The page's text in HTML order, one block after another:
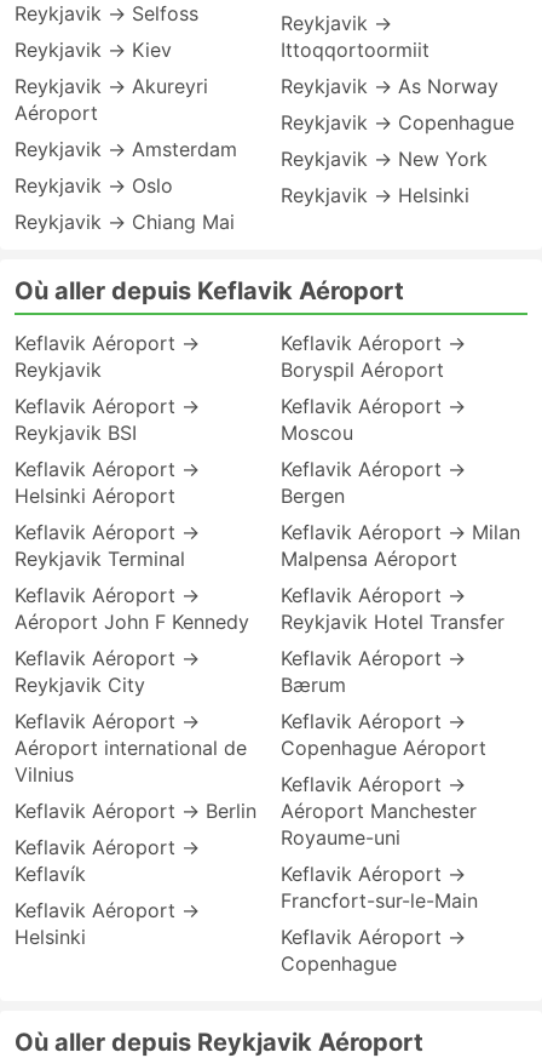
Reykjavik → Selfoss
Reykjavik → Kiev
Reykjavik → Akureyri
Aéroport
Reykjavik → Amsterdam
Reykjavik → Oslo
Reykjavik → Chiang Mai
Reykjavik →
Ittoqqortoormiit
Reykjavik → As Norway
Reykjavik → Copenhague
Reykjavik → New York
Reykjavik → Helsinki
Où aller depuis Keflavik Aéroport
Keflavik Aéroport →
Reykjavik
Keflavik Aéroport →
Reykjavik BSI
Keflavik Aéroport →
Helsinki Aéroport
Keflavik Aéroport →
Reykjavik Terminal
Keflavik Aéroport →
Aéroport John F Kennedy
Keflavik Aéroport →
Reykjavik City
Keflavik Aéroport →
Aéroport international de
Vilnius
Keflavik Aéroport → Berlin
Keflavik Aéroport →
Keflavík
Keflavik Aéroport →
Helsinki
Keflavik Aéroport →
Boryspil Aéroport
Keflavik Aéroport →
Moscou
Keflavik Aéroport →
Bergen
Keflavik Aéroport → Milan
Malpensa Aéroport
Keflavik Aéroport →
Reykjavik Hotel Transfer
Keflavik Aéroport →
Bærum
Keflavik Aéroport →
Copenhague Aéroport
Keflavik Aéroport →
Aéroport Manchester
Royaume-uni
Keflavik Aéroport →
Francfort-sur-le-Main
Keflavik Aéroport →
Copenhague
Où aller depuis Reykjavik Aéroport